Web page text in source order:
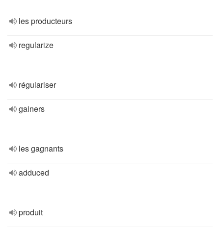
les producteurs
regularize
régulariser
gainers
les gagnants
adduced
produit